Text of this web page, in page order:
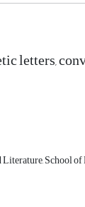
letters,
School